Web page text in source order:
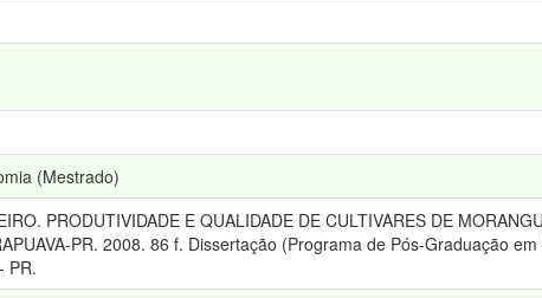
(Mestrado)
PRODUTIVIDADE E QUALIDADE DE CULTIVARES DE
PR. 2008. 86 f. Dissertação (Programa de Pós-Graduação
PR.